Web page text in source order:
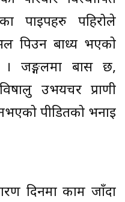
पाइपहरु पहिरोले
पिउन बाध्य भएको
। जङ्गलमा बास छ,
उभयचर प्राणी
पीडितको भनाइ
दिनमा काम जाँदा